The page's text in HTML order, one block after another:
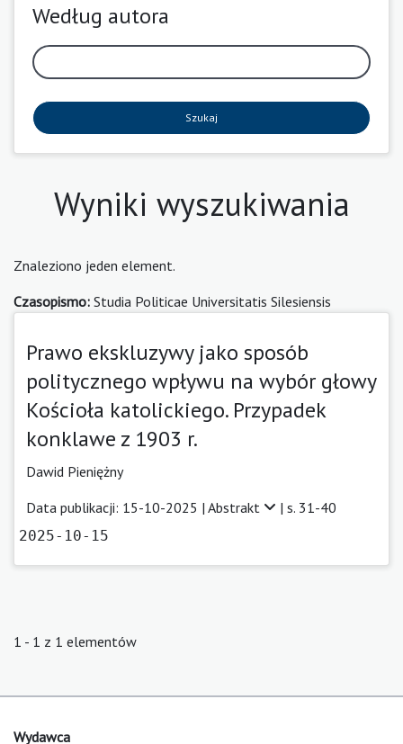
Według autora
Szukaj
Wyniki wyszukiwania
Znaleziono jeden element.
Czasopismo: Studia Politicae Universitatis Silesiensis
Prawo ekskluzywy jako sposób
politycznego wpływu na wybór głowy
Kościoła katolickiego. Przypadek
konklawe z 1903 r.
Dawid Pieniężny
Data publikacji: 15-10-2025 | Abstrakt | s. 31-40
2025-10-15
1 - 1 z 1 elementów
Wydawca